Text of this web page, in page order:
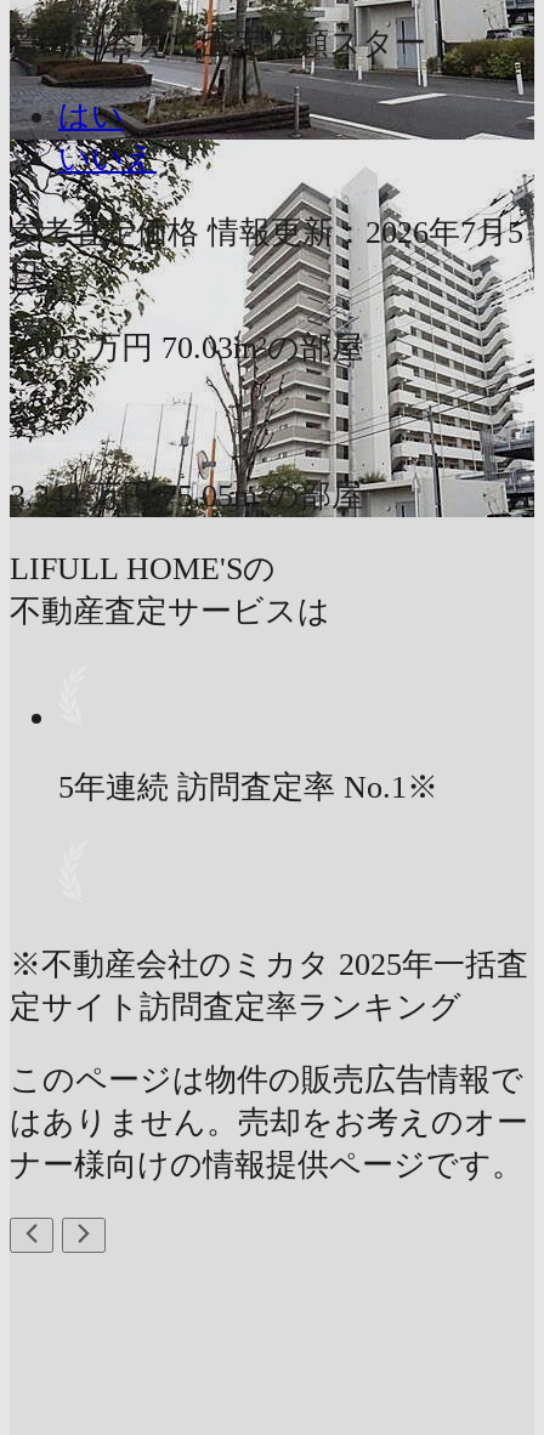
質問に答えて査定依頼スタート
はい
いいえ
参考査定価格 情報更新：2026年7月5
日
2,663 万円 70.03m²の部屋
〜
3,344 万円 75.05m²の部屋
LIFULL HOME'Sの
不動産査定サービスは
5年連続 訪問査定率 No.1※
※不動産会社のミカタ 2025年一括査
定サイト訪問査定率ランキング
このページは物件の販売広告情報で
はありません。売却をお考えのオー
ナー様向けの情報提供ページです。